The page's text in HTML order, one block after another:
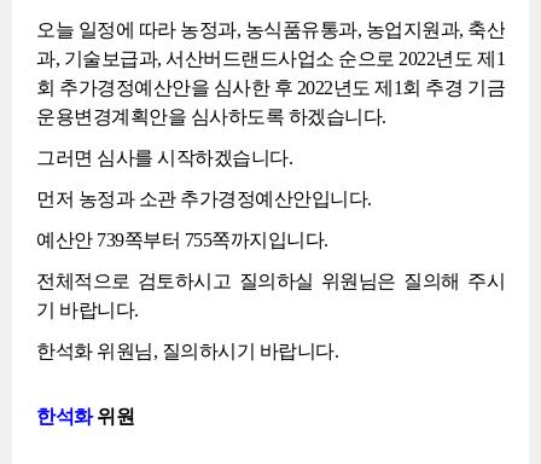
오늘 일정에 따라 농정과, 농식품유통과, 농업지원과, 축산
과, 기술보급과, 서산버드랜드사업소 순으로 2022년도 제1
회 추가경정예산안을 심사한 후 2022년도 제1회 추경 기금
운용변경계획안을 심사하도록 하겠습니다.
그러면 심사를 시작하겠습니다.
먼저 농정과 소관 추가경정예산안입니다.
예산안 739쪽부터 755쪽까지입니다.
전체적으로 검토하시고 질의하실 위원님은 질의해 주시
기 바랍니다.
한석화 위원님, 질의하시기 바랍니다.
한석화위원